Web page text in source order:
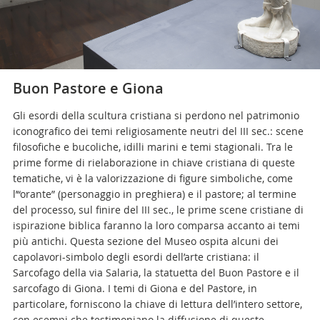
Buon Pastore e Giona
Gli esordi della scultura cristiana si perdono nel patrimonio
iconografico dei temi religiosamente neutri del III sec.: scene
filosofiche e bucoliche, idilli marini e temi stagionali. Tra le
prime forme di rielaborazione in chiave cristiana di queste
tematiche, vi è la valorizzazione di figure simboliche, come
l’“orante” (personaggio in preghiera) e il pastore; al termine
del processo, sul finire del III sec., le prime scene cristiane di
ispirazione biblica faranno la loro comparsa accanto ai temi
più antichi. Questa sezione del Museo ospita alcuni dei
capolavori-simbolo degli esordi dell’arte cristiana: il
Sarcofago della via Salaria, la statuetta del Buon Pastore e il
sarcofago di Giona. I temi di Giona e del Pastore, in
particolare, forniscono la chiave di lettura dell’intero settore,